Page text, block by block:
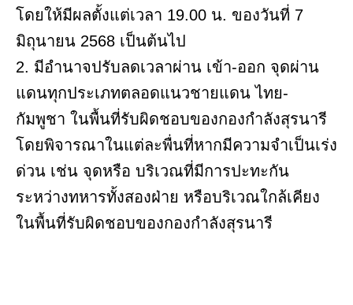
โดยให้มีผลตั้งแต่เวลา 19.00 น. ของวันที่ 7
มิถุนายน 2568 เป็นต้นไป
2. มีอำนาจปรับลดเวลาผ่าน เข้า-ออก จุดผ่าน
แดนทุกประเภทตลอดแนวชายแดน ไทย-
กัมพูชา ในพื้นที่รับผิดชอบของกองกําลังสุรนารี
โดยพิจารณาในแต่ละพื่นที่หากมีความจำเป็นเร่ง
ด่วน เช่น จุดหรือ บริเวณที่มีการปะทะกัน
ระหว่างทหารทั้งสองฝ่าย หรือบริเวณใกล้เคียง
ในพื้นที่รับผิดชอบของกองกําลังสุรนารี